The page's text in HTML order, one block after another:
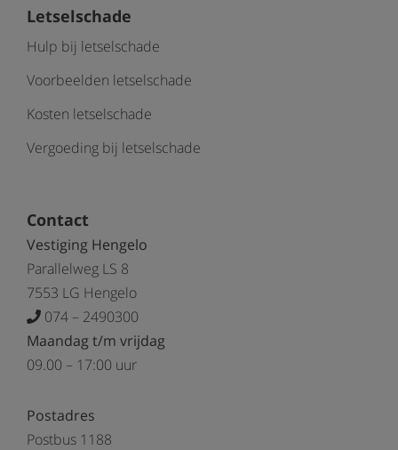
Letselschade
Hulp bij letselschade
Voorbeelden letselschade
Kosten letselschade
Vergoeding bij letselschade
Contact
Vestiging Hengelo
Parallelweg LS 8
7553 LG Hengelo
074 – 2490300
Maandag t/m vrijdag
09.00 – 17:00 uur
Postadres
Postbus 1188